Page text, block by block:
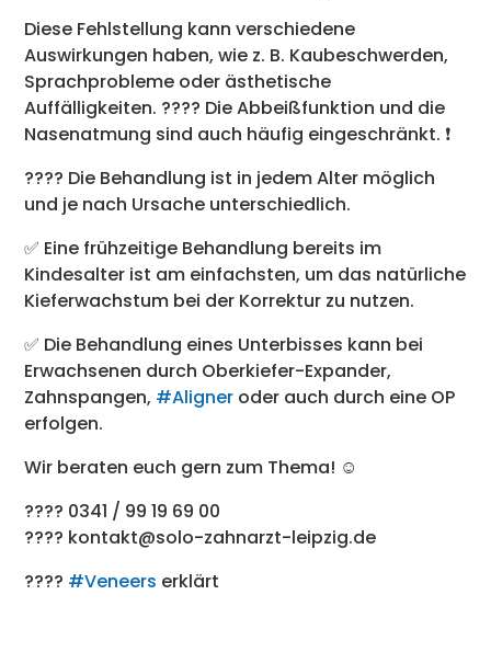
Diese Fehlstellung kann verschiedene
Auswirkungen haben, wie z. B. Kaubeschwerden,
Sprachprobleme oder ästhetische
Auffälligkeiten. ????️ Die Abbeißfunktion und die
Nasenatmung sind auch häufig eingeschränkt. ❗️
???? Die Behandlung ist in jedem Alter möglich
und je nach Ursache unterschiedlich.
✅ Eine frühzeitige Behandlung bereits im
Kindesalter ist am einfachsten, um das natürliche
Kieferwachstum bei der Korrektur zu nutzen.
✅ Die Behandlung eines Unterbisses kann bei
Erwachsenen durch Oberkiefer-Expander,
Zahnspangen, #Aligner oder auch durch eine OP
erfolgen.
Wir beraten euch gern zum Thema! ☺️
???? 0341 / 99 19 69 00
???? kontakt@solo-zahnarzt-leipzig.de
???? #Veneers erklärt